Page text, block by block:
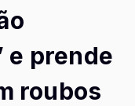
e prende
roubos